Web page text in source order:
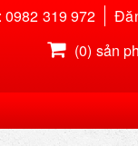
0982 319 972
(0) sản